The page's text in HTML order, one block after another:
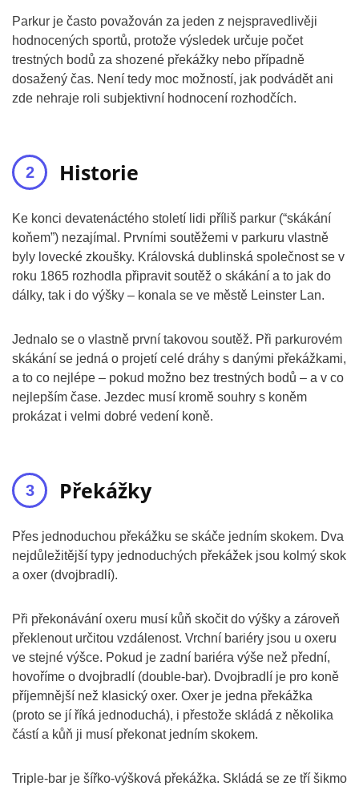
Parkur je často považován za jeden z nejspravedlivěji
hodnocených sportů, protože výsledek určuje počet
trestných bodů za shozené překážky nebo případně
dosažený čas. Není tedy moc možností, jak podvádět ani
zde nehraje roli subjektivní hodnocení rozhodčích.
Historie
Ke konci devatenáctého století lidi příliš parkur (“skákání
koňem”) nezajímal. Prvními soutěžemi v parkuru vlastně
byly lovecké zkoušky. Královská dublinská společnost se v
roku 1865 rozhodla připravit soutěž o skákání a to jak do
dálky, tak i do výšky – konala se ve městě Leinster Lan.
Jednalo se o vlastně první takovou soutěž. Při parkurovém
skákání se jedná o projetí celé dráhy s danými překážkami,
a to co nejlépe – pokud možno bez trestných bodů – a v co
nejlepším čase. Jezdec musí kromě souhry s koněm
prokázat i velmi dobré vedení koně.
Překážky
Přes jednoduchou překážku se skáče jedním skokem. Dva
nejdůležitější typy jednoduchých překážek jsou kolmý skok
a oxer (dvojbradlí).
Při překonávání oxeru musí kůň skočit do výšky a zároveň
překlenout určitou vzdálenost. Vrchní bariéry jsou u oxeru
ve stejné výšce. Pokud je zadní bariéra výše než přední,
hovoříme o dvojbradlí (double-bar). Dvojbradlí je pro koně
příjemnější než klasický oxer. Oxer je jedna překážka
(proto se jí říká jednoduchá), i přestože skládá z několika
částí a kůň ji musí překonat jedním skokem.
Triple-bar je šířko-výšková překážka. Skládá se ze tří šikmo